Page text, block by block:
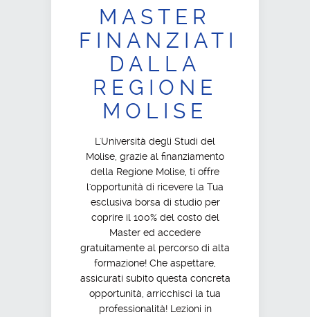
MASTER
FINANZIATI
DALLA
REGIONE
MOLISE
L'Università degli Studi del
Molise, grazie al finanziamento
della Regione Molise, ti offre
l'opportunità di ricevere la Tua
esclusiva borsa di studio per
coprire il 100% del costo del
Master ed accedere
gratuitamente al percorso di alta
formazione! Che aspettare,
assicurati subito questa concreta
opportunità, arricchisci la tua
professionalità! Lezioni in